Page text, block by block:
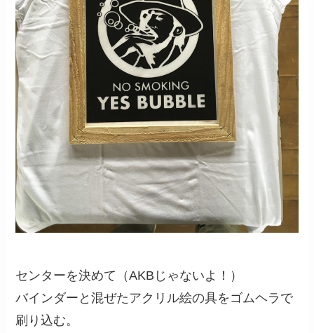
センターを決めて（AKBじゃないよ！）
バインダーと混ぜたアクリル絵の具をゴムヘラで
刷り込む。